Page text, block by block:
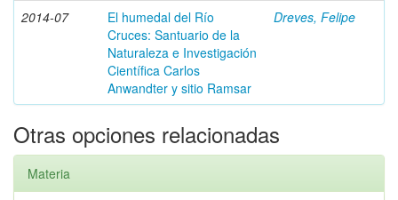
2014-07
El humedal del Río
Cruces: Santuario de la
Naturaleza e Investigación
Científica Carlos
Anwandter y sitio Ramsar
Dreves, Felipe
Otras opciones relacionadas
Materia